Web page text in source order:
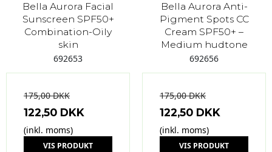
Bella Aurora Facial
Sunscreen SPF50+
Combination-Oily
skin
692653
175,00 DKK
122,50 DKK
(inkl. moms)
VIS PRODUKT
Bella Aurora Anti-
Pigment Spots CC
Cream SPF50+ –
Medium hudtone
692656
175,00 DKK
122,50 DKK
(inkl. moms)
VIS PRODUKT